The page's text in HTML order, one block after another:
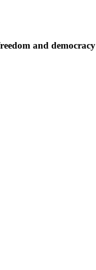
and democracy